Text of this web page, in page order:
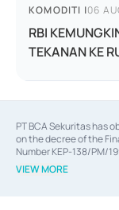
KOMODITI |06
RBI
TEKANAN KE
PT BCA Sekuritas has
on the decree of the
Number KEP-138/PM/
dated February 28,
decree of the Financial
VIEW MORE